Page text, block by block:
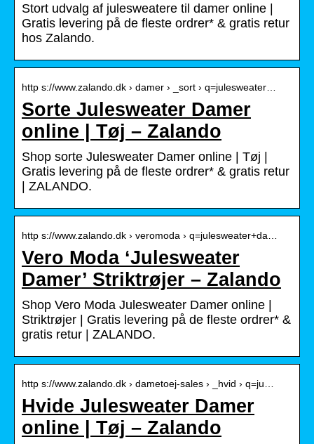
Stort udvalg af julesweatere til damer online |
Gratis levering på de fleste ordrer* & gratis retur
hos Zalando.
http s://www.zalando.dk › damer › _sort › q=julesweater…
Sorte Julesweater Damer
online | Tøj – Zalando
Shop sorte Julesweater Damer online | Tøj |
Gratis levering på de fleste ordrer* & gratis retur
| ZALANDO.
http s://www.zalando.dk › veromoda › q=julesweater+da…
Vero Moda ‘Julesweater
Damer’ Striktrøjer – Zalando
Shop Vero Moda Julesweater Damer online |
Striktrøjer | Gratis levering på de fleste ordrer* &
gratis retur | ZALANDO.
http s://www.zalando.dk › dametoej-sales › _hvid › q=ju…
Hvide Julesweater Damer
online | Tøj – Zalando